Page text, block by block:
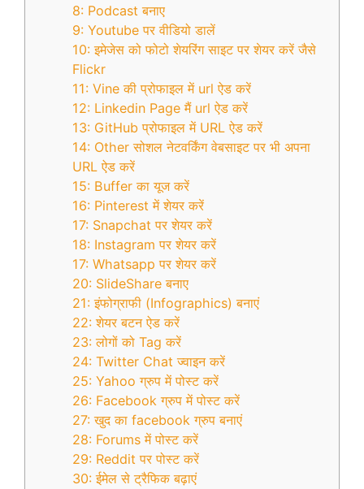
8: Podcast बनाए
9: Youtube पर वीडियो डालें
10: इमेजेस को फोटो शेयरिंग साइट पर शेयर करें जैसे
Flickr
11: Vine की प्रोफाइल में url ऐड करें
12: Linkedin Page मैं url ऐड करें
13: GitHub प्रोफाइल में URL ऐड करें
14: Other सोशल नेटवर्किंग वेबसाइट पर भी अपना
URL ऐड करें
15: Buffer का यूज करें
16: Pinterest में शेयर करें
17: Snapchat पर शेयर करें
18: Instagram पर शेयर करें
17: Whatsapp पर शेयर करें
20: SlideShare बनाए
21: इंफोग्राफी (Infographics) बनाएं
22: शेयर बटन ऐड करें
23: लोगों को Tag करें
24: Twitter Chat ज्वाइन करें
25: Yahoo ग्रुप में पोस्ट करें
26: Facebook ग्रुप में पोस्ट करें
27: खुद का facebook ग्रुप बनाएं
28: Forums में पोस्ट करें
29: Reddit पर पोस्ट करें
30: ईमेल से ट्रैफिक बढ़ाएं